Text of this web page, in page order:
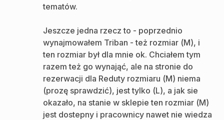
tematów.
Jeszcze jedna rzecz to - poprzednio
wynajmowałem Triban - też rozmiar (M), i
ten rozmiar był dla mnie ok. Chciałem tym
razem też go wynająć, ale na stronie do
rezerwacji dla Reduty rozmiaru (M) niema
(prozę sprawdzić), jest tylko (L), a jak sie
okazało, na stanie w sklepie ten rozmiar (M)
jest dostepny i pracownicy nawet nie wiedza